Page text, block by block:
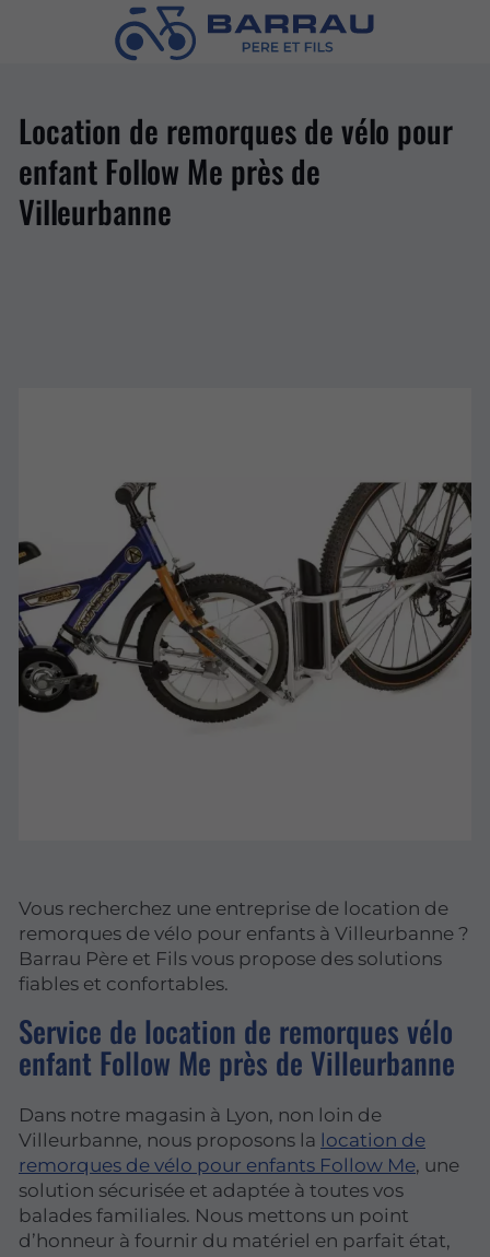
Location de remorques de vélo pour
enfant Follow Me près de
Villeurbanne
Vous recherchez une entreprise de location de
remorques de vélo pour enfants à Villeurbanne ?
Barrau Père et Fils vous propose des solutions
fiables et confortables.
Service de location de remorques vélo
enfant Follow Me près de Villeurbanne
Dans notre magasin à Lyon, non loin de
Villeurbanne, nous proposons la location de
remorques de vélo pour enfants Follow Me, une
solution sécurisée et adaptée à toutes vos
balades familiales. Nous mettons un point
d’honneur à fournir du matériel en parfait état,